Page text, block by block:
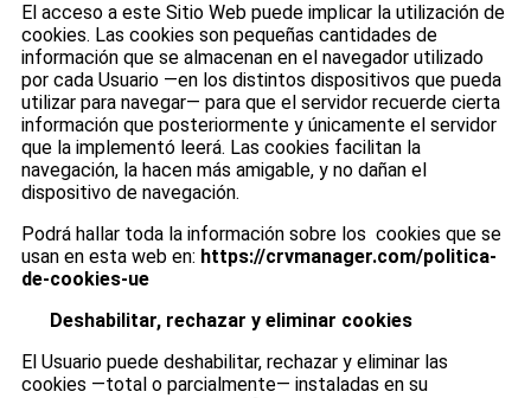
El acceso a este Sitio Web puede implicar la utilización de
cookies. Las cookies son pequeñas cantidades de
información que se almacenan en el navegador utilizado
por cada Usuario —en los distintos dispositivos que pueda
utilizar para navegar— para que el servidor recuerde cierta
información que posteriormente y únicamente el servidor
que la implementó leerá. Las cookies facilitan la
navegación, la hacen más amigable, y no dañan el
dispositivo de navegación.
Podrá hallar toda la información sobre los cookies que se
usan en esta web en: https://crvmanager.com/politica-
de-cookies-ue
Deshabilitar, rechazar y eliminar cookies
El Usuario puede deshabilitar, rechazar y eliminar las
cookies —total o parcialmente— instaladas en su